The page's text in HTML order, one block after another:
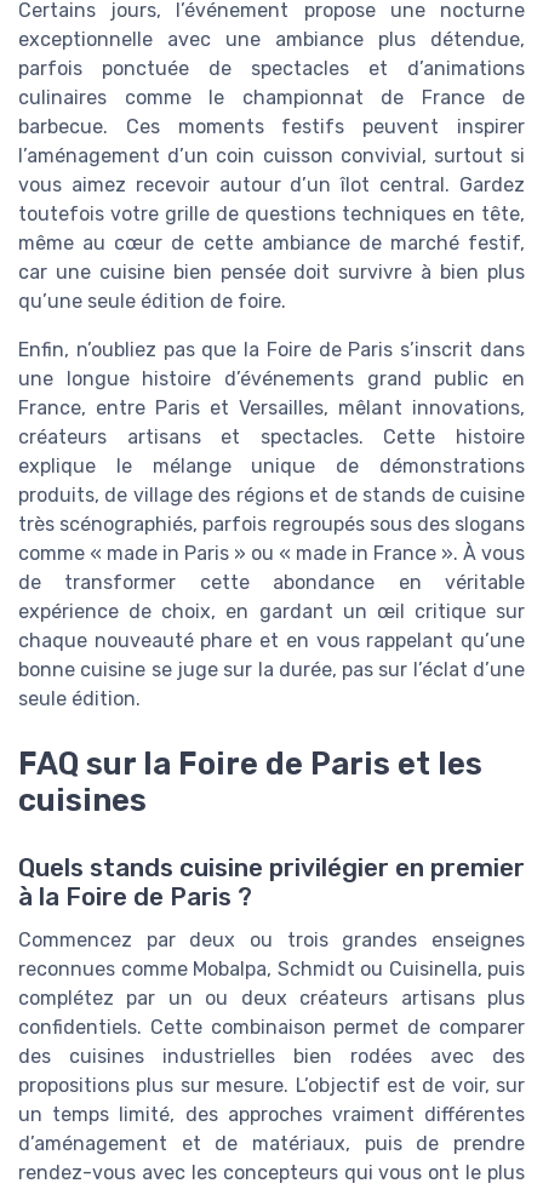
Certains jours, l’événement propose une nocturne
exceptionnelle avec une ambiance plus détendue,
parfois ponctuée de spectacles et d’animations
culinaires comme le championnat de France de
barbecue. Ces moments festifs peuvent inspirer
l’aménagement d’un coin cuisson convivial, surtout si
vous aimez recevoir autour d’un îlot central. Gardez
toutefois votre grille de questions techniques en tête,
même au cœur de cette ambiance de marché festif,
car une cuisine bien pensée doit survivre à bien plus
qu’une seule édition de foire.
Enfin, n’oubliez pas que la Foire de Paris s’inscrit dans
une longue histoire d’événements grand public en
France, entre Paris et Versailles, mêlant innovations,
créateurs artisans et spectacles. Cette histoire
explique le mélange unique de démonstrations
produits, de village des régions et de stands de cuisine
très scénographiés, parfois regroupés sous des slogans
comme « made in Paris » ou « made in France ». À vous
de transformer cette abondance en véritable
expérience de choix, en gardant un œil critique sur
chaque nouveauté phare et en vous rappelant qu’une
bonne cuisine se juge sur la durée, pas sur l’éclat d’une
seule édition.
FAQ sur la Foire de Paris et les
cuisines
Quels stands cuisine privilégier en premier
à la Foire de Paris ?
Commencez par deux ou trois grandes enseignes
reconnues comme Mobalpa, Schmidt ou Cuisinella, puis
complétez par un ou deux créateurs artisans plus
confidentiels. Cette combinaison permet de comparer
des cuisines industrielles bien rodées avec des
propositions plus sur mesure. L’objectif est de voir, sur
un temps limité, des approches vraiment différentes
d’aménagement et de matériaux, puis de prendre
rendez-vous avec les concepteurs qui vous ont le plus